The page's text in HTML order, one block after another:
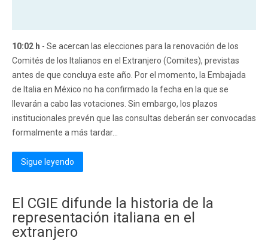
10:02 h - Se acercan las elecciones para la renovación de los
Comités de los Italianos en el Extranjero (Comites), previstas
antes de que concluya este año. Por el momento, la Embajada
de Italia en México no ha confirmado la fecha en la que se
llevarán a cabo las votaciones. Sin embargo, los plazos
institucionales prevén que las consultas deberán ser convocadas
formalmente a más tardar...
Sigue leyendo
El CGIE difunde la historia de la
representación italiana en el
extranjero